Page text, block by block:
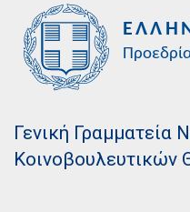
Γενική Γραμματεία
Κοινοβουλευτικών